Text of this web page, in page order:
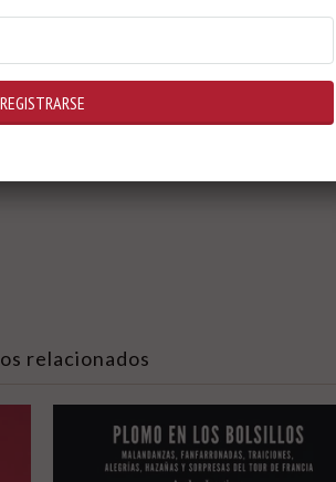
Publicado el 18 de
Precio de venta: 23,95
* Al realizar la compra
relacionados